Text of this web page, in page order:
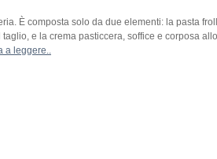
È composta solo da due elementi: la pasta
e la crema pasticcera, soffice e corposa allo
a leggere..